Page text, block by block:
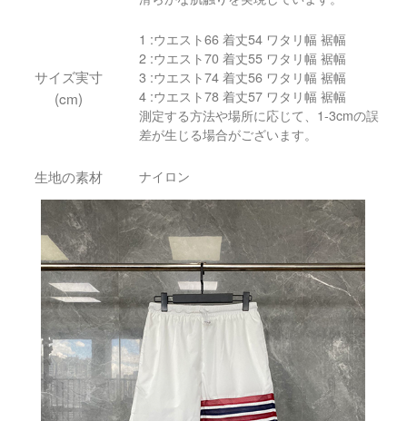
サイズ実寸
(cm)
1 :ウエスト66 着丈54 ワタリ幅 裾幅
2 :ウエスト70 着丈55 ワタリ幅 裾幅
3 :ウエスト74 着丈56 ワタリ幅 裾幅
4 :ウエスト78 着丈57 ワタリ幅 裾幅
測定する方法や場所に応じて、1-3cmの誤
差が生じる場合がございます。
生地の素材 ナイロン